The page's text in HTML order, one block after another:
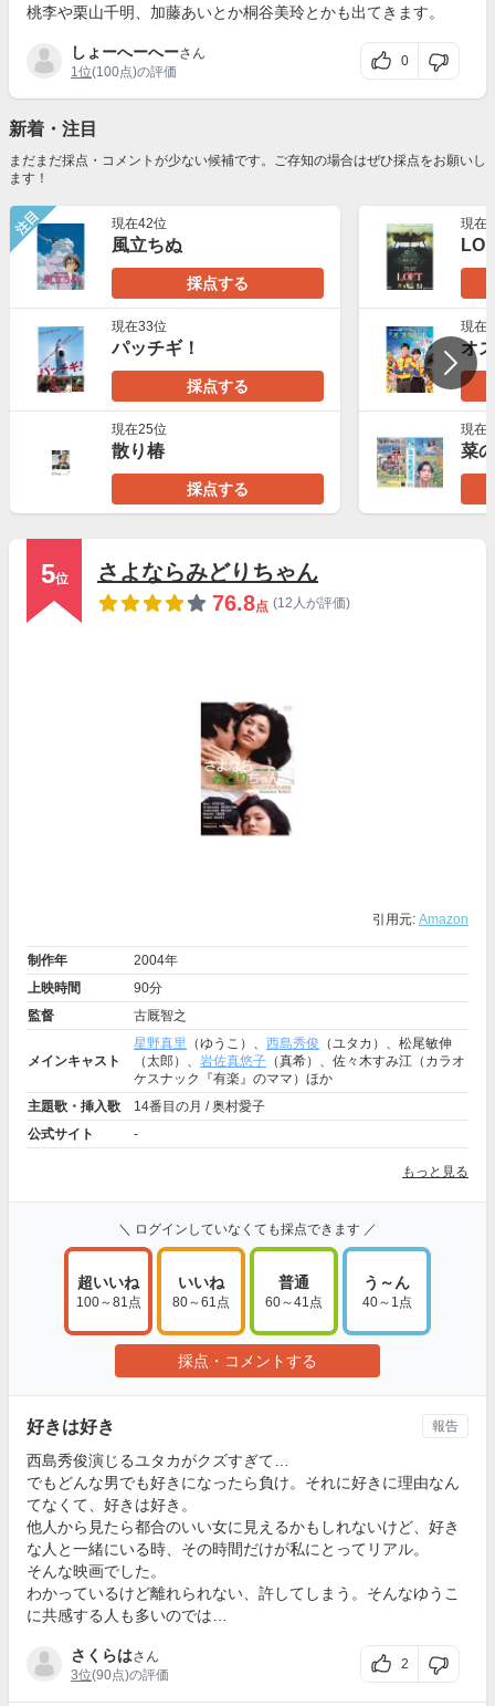
桃李や栗山千明、加藤あいとか桐谷美玲とかも出てきます。
しょーへーへーさん
1位(100点)の評価
0
新着・注目
まだまだ採点・コメントが少ない候補です。ご存知の場合はぜひ採点をお願いし
ます！
注目 現在42位
風立ちぬ
採点する
現在33位
パッチギ！
採点する
現在25位
散り椿
採点する
現在
現在
現在
菜
5位
さよならみどりちゃん
76.8点 (12人が評価)
引用元: Amazon
制作年
2004年
上映時間
90分
監督
古厩智之
メインキャスト
星野真里 （ゆうこ）、 西島秀俊 （ユタカ）、松尾敏伸
（太郎）、 岩佐真悠子 （真希）、佐々木すみ江（カラオ
ケスナック『有楽』のママ）ほか
主題歌・挿入歌
14番目の月 / 奥村愛子
公式サイト
-
もっと見る
＼ ログインしていなくても採点できます ／
超いいね
100～81点
いいね
80～61点
普通
60～41点
う～ん
40～1点
採点・コメントする
好きは好き
西島秀俊演じるユタカがクズすぎて…
でもどんな男でも好きになったら負け。それに好きに理由なん
てなくて、好きは好き。
他人から見たら都合のいい女に見えるかもしれないけど、好き
な人と一緒にいる時、その時間だけが私にとってリアル。
そんな映画でした。
わかっているけど離れられない、許してしまう。そんなゆうこ
に共感する人も多いのでは…
さくらはさん
3位(90点)の評価
2
報告